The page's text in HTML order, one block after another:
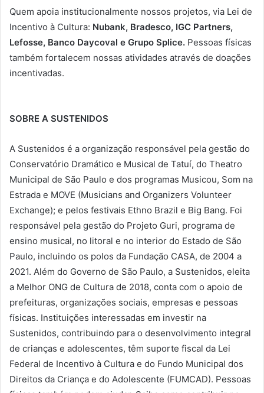
Quem apoia institucionalmente nossos projetos, via Lei de
Incentivo à Cultura: Nubank, Bradesco, IGC Partners,
Lefosse, Banco Daycoval e Grupo Splice. Pessoas físicas
também fortalecem nossas atividades através de doações
incentivadas.
SOBRE A SUSTENIDOS
A Sustenidos é a organização responsável pela gestão do
Conservatório Dramático e Musical de Tatuí, do Theatro
Municipal de São Paulo e dos programas Musicou, Som na
Estrada e MOVE (Musicians and Organizers Volunteer
Exchange); e pelos festivais Ethno Brazil e Big Bang. Foi
responsável pela gestão do Projeto Guri, programa de
ensino musical, no litoral e no interior do Estado de São
Paulo, incluindo os polos da Fundação CASA, de 2004 a
2021. Além do Governo de São Paulo, a Sustenidos, eleita
a Melhor ONG de Cultura de 2018, conta com o apoio de
prefeituras, organizações sociais, empresas e pessoas
físicas. Instituições interessadas em investir na
Sustenidos, contribuindo para o desenvolvimento integral
de crianças e adolescentes, têm suporte fiscal da Lei
Federal de Incentivo à Cultura e do Fundo Municipal dos
Direitos da Criança e do Adolescente (FUMCAD). Pessoas